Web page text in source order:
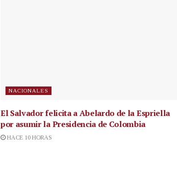
NACIONALES
El Salvador felicita a Abelardo de la Espriella
por asumir la Presidencia de Colombia
HACE 10 HORAS